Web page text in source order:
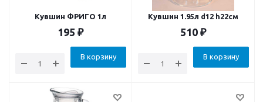
Кувшин ФРИГО 1л
195 ₽
В корзину
Кувшин 1.95л d12 h22см
510 ₽
В корзину